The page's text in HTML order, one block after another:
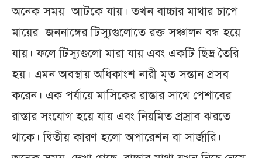
অনেক সময় আটকে যায়। তখন বাচ্চার মাথার চাপে
মায়ের জননাঙ্গের টিস্যুগুলোতে রক্ত সঞ্চালন বন্ধ হয়ে
যায়। ফলে টিস্যুগুলো মারা যায় এবং একটি ছিদ্র তৈরি
হয়। এমন অবস্থায় অধিকাংশ নারী মৃত সন্তান প্রসব
করেন। এক পর্যায়ে মাসিকের রাস্তার সাথে পেশাবের
রাস্তার সংযোগ হয়ে যায় এবং নিয়মিত প্রস্রাব ঝরতে
থাকে। দ্বিতীয় কারণ হলো অপারেশন বা সার্জারি।